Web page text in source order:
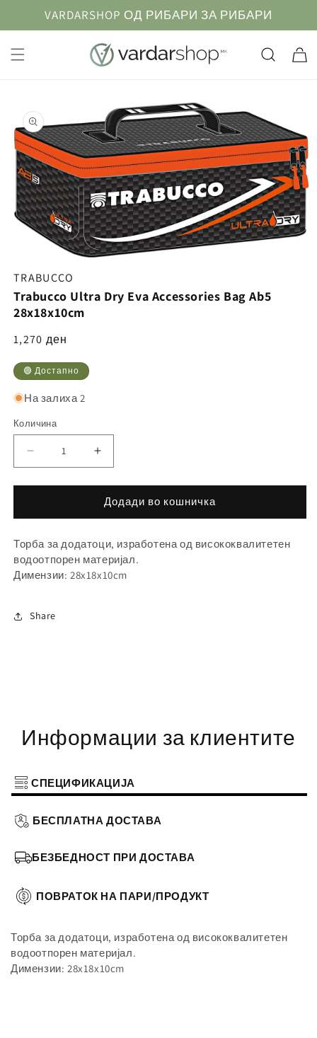
содржината
VARDARSHOP ОД РИБАРИ ЗА РИБАРИ
Информации
за продуктот
TRABUCCO
Trabucco Ultra Dry Eva Accessories Bag Ab5
28x18x10cm
Регуларна
1,270 ден
🟢 Достапно
На залиха 2
Количина
Намалете
за
Зголемете
количината
за
Додади во кошничка
Торба за додатоци, изработена од висококвалитетен
водоотпорен материјал.
Димензии: 28x18x10cm
Share
Информации за клиентите
СПЕЦИФИКАЦИЈА
БЕСПЛАТНА ДОСТАВА
БЕЗБЕДНОСТ ПРИ ДОСТАВА
ПОВРАТОК НА ПАРИ/ПРОДУКТ
Торба за додатоци, изработена од висококвалитетен
водоотпорен материјал.
Димензии: 28x18x10cm